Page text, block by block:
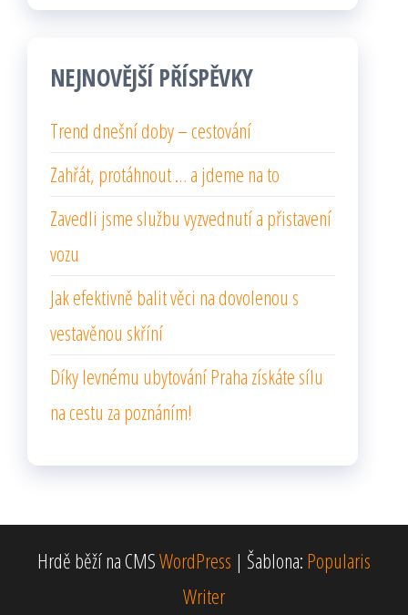
NEJNOVĚJŠÍ PŘÍSPĚVKY
Trend dnešní doby – cestování
Zahřát, protáhnout … a jdeme na to
Zavedli jsme službu vyzvednutí a přistavení
vozu
Jak efektivně balit věci na dovolenou s
vestavěnou skříní
Díky levnému ubytování Praha získáte sílu
na cestu za poznáním!
Hrdě běží na CMSWordPress | Šablona: Popularis
Writer